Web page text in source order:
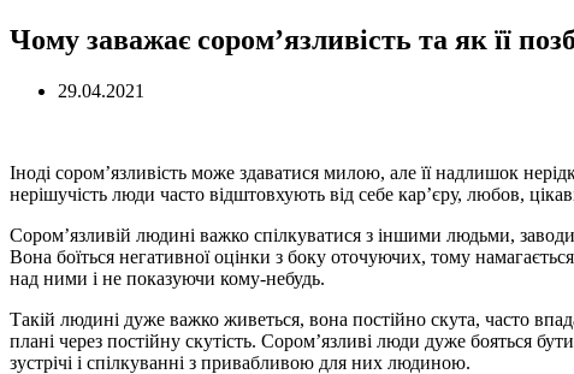
Чому заважає сором’язливість та як її
29.04.2021
Іноді сором’язливість може здаватися милою, але її надлишок
нерішучість люди часто відштовхують від себе кар’єру, любов,
Сором’язливій людині важко спілкуватися з іншими людьми,
Вона боїться негативної оцінки з боку оточуючих, тому
над ними і не показуючи кому-небудь.
Такій людині дуже важко живеться, вона постійно скута, часто
плані через постійну скутість. Сором’язливі люди дуже бояться
зустрічі і спілкуванні з привабливою для них людиною.